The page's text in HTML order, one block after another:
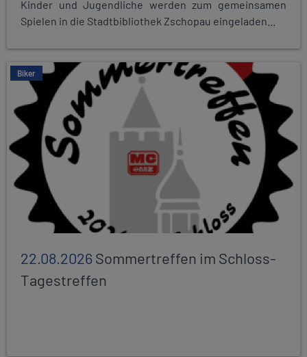
Kinder und Jugendliche werden zum gemeinsamen
Spielen in die Stadtbibliothek Zschopau eingeladen...
Biker
22.08.2026Sommertreffen im Schloss-
Tagestreffen